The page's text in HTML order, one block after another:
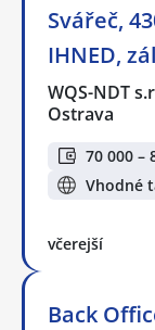
Svářeč,
IHNED,
WQS-NDT
Ostrava
70 000 –
Vhodné
včerejší
Back